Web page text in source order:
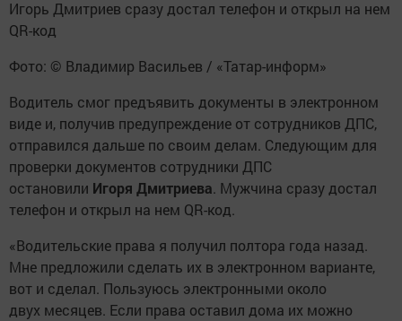
Игорь Дмитриев сразу достал телефон и открыл на нем
QR-код
Фото: © Владимир Васильев / «Татар-информ»
Водитель смог предъявить документы в электронном
виде и, получив предупреждение от сотрудников ДПС,
отправился дальше по своим делам. Следующим для
проверки документов сотрудники ДПС
остановили Игоря Дмитриева. Мужчина сразу достал
телефон и открыл на нем QR-код.
«Водительские права я получил полтора года назад.
Мне предложили сделать их в электронном варианте,
вот и сделал. Пользуюсь электронными около
двух месяцев. Если права оставил дома их можно